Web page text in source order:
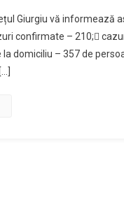
De
Presa
–
Giurgiu vă informează
confirmate – 210;
domiciliu – 357 de